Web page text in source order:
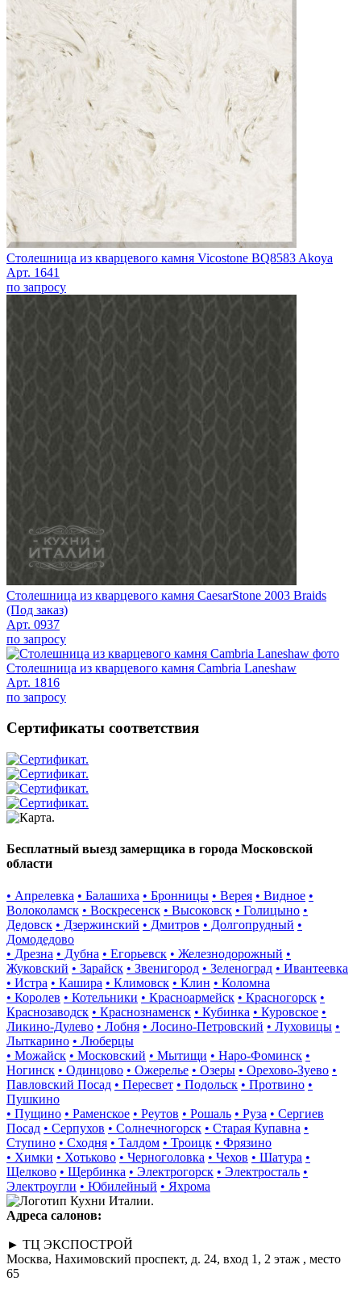
Столешница из кварцевого камня Vicostone BQ8583 Akoya
Арт. 1641
по запросу
Столешница из кварцевого камня CaesarStone 2003 Braids
(Под заказ)
Арт. 0937
по запросу
Столешница из кварцевого камня Cambria Laneshaw
Арт. 1816
по запросу
Сертификаты соответствия
Бесплатный выезд замерщика в города Московской
области
• Апрелевка • Балашиха • Бронницы • Верея • Видное •
Волоколамск • Воскресенск • Высоковск • Голицыно •
Дедовск • Дзержинский • Дмитров • Долгопрудный •
Домодедово
• Дрезна • Дубна • Егорьевск • Железнодорожный •
Жуковский • Зарайск • Звенигород • Зеленоград • Ивантеевка
• Истра • Кашира • Климовск • Клин • Коломна
• Королев • Котельники • Красноармейск • Красногорск •
Краснозаводск • Краснознаменск • Кубинка • Куровское •
Ликино-Дулево • Лобня • Лосино-Петровский • Луховицы •
Лыткарино • Люберцы
• Можайск • Московский • Мытищи • Наро-Фоминск •
Ногинск • Одинцово • Ожерелье • Озеры • Орехово-Зуево •
Павловский Посад • Пересвет • Подольск • Протвино •
Пушкино
• Пущино • Раменское • Реутов • Рошаль • Руза • Сергиев
Посад • Серпухов • Солнечногорск • Старая Купавна •
Ступино • Сходня • Талдом • Троицк • Фрязино
• Химки • Хотьково • Черноголовка • Чехов • Шатура •
Щелково • Щербинка • Электрогорск • Электросталь •
Электроугли • Юбилейный • Яхрома
Адреса салонов:
► ТЦ ЭКСПОСТРОЙ
Москва, Нахимовский проспект, д. 24, вход 1, 2 этаж , место
65